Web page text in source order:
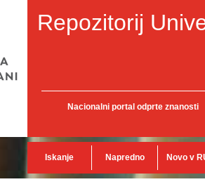
Repozitorij
Nacionalni portal odprte znanosti
Iskanje Napredno Novo v